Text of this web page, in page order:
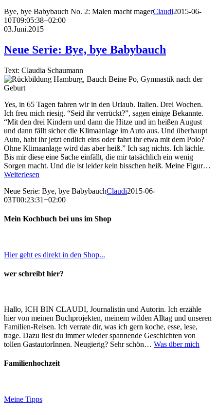
Bye, bye Babybauch No. 2: Malen macht magerClaudi2015-06-
10T09:05:38+02:00
03.Juni.2015
Neue Serie: Bye, bye Babybauch
Text: Claudia Schaumann
Yes, in 65 Tagen fahren wir in den Urlaub. Italien. Drei Wochen.
Ich freu mich riesig. “Seid ihr verrückt?”, sagen einige Bekannte.
“Mit den drei Kindern und dann die Hitze und im heißen August
und dann fällt sicher die Klimaanlage im Auto aus. Und überhaupt
Auto, habt ihr jetzt endlich eins oder fahrt ihr etwa mit dem Polo?
Ohne Klimaanlage wird das aber heiß.” Ich sag nichts. Ich lächle.
Bis mir diese eine Sache einfällt, die mir tatsächlich ein wenig
Sorgen macht. Und die ist leider kein bisschen heiß. Meine Figur…
Weiterlesen
Neue Serie: Bye, bye BabybauchClaudi2015-06-
03T00:23:31+02:00
Mein Kochbuch bei uns im Shop
Hier geht es direkt in den Shop...
wer schreibt hier?
Hallo, ICH BIN CLAUDI, Journalistin und Autorin. Ich erzähle
hier von meinen Buchprojekten, meinem wilden Alltag und unseren
Familien-Reisen. Ich verrate dir, was ich gern koche, esse, lese,
trage. Dazu liest du immer wieder spannende Geschichten von
tollen GastautorInnen. Neugierig? Sehr schön… Was über mich
Familienhochzeit
Meine Tipps